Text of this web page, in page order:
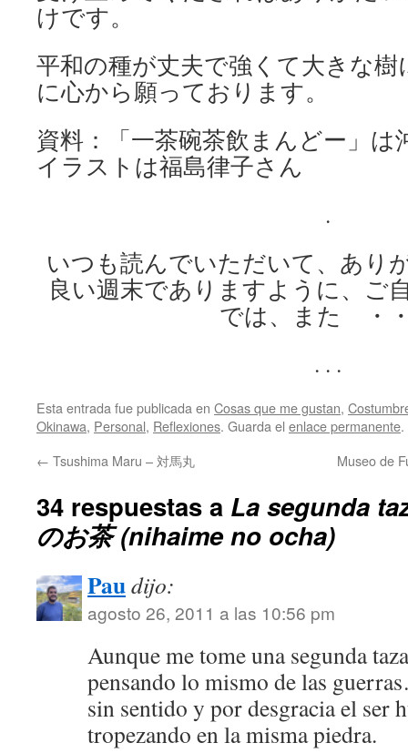
けです。
平和の種が丈夫で強くて大きな
に心から願っております。
資料：「一茶碗茶飲まんどー」
イラストは福島律子さん
.
いつも読んでいただいて、あり
良い週末でありますように、ご
では、また ・
. . .
Esta entrada fue publicada en Cosas que me gustan,
Okinawa, Personal, Reflexiones. Guarda el enlace permanente.
← Tsushima Maru – 対馬丸 Museo de
34 respuestas a La segunda
のお茶 (nihaime no ocha)
Paudijo:
agosto 26, 2011 a las 10:56 pm
Aunque me tome una segunda
pensando lo mismo de las
sin sentido y por desgracia el ser
tropezando en la misma piedra.